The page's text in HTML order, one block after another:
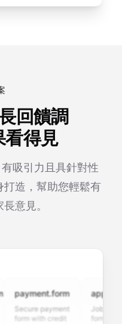
回饋調
看得見
吸引力且具針對性
打造，幫助您輕鬆有
意見。
payment.form
Secure payment
form with credit
Job
form with